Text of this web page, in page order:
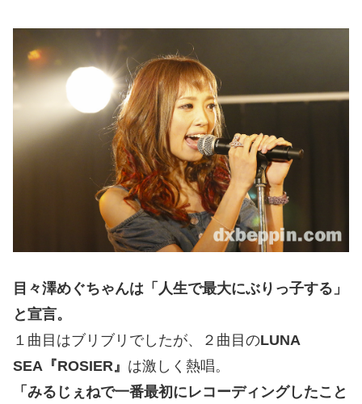
目々澤めぐちゃんは「人生で最大にぶりっ子する」
と宣言。
１曲目はブリブリでしたが、２曲目のLUNA
SEA『ROSIER』 は激しく熱唱。
「みるじぇねで一番最初にレコーディングしたこと